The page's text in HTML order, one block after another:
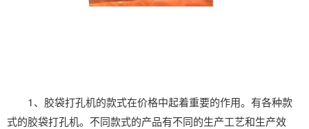
1、胶袋打孔机的款式在价格中起着重要的作用。有各种款
式的胶袋打孔机。不同款式的产品有不同的生产工艺和生产效